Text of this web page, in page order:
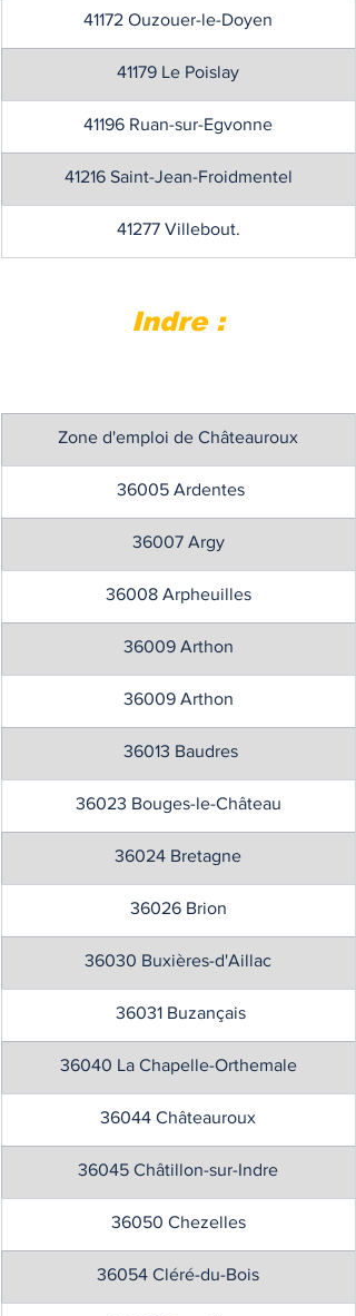
41172 Ouzouer-le-Doyen
41179 Le Poislay
41196 Ruan-sur-Egvonne
41216 Saint-Jean-Froidmentel
41277 Villebout.
Indre :
Zone d'emploi de Châteauroux
36005 Ardentes
36007 Argy
36008 Arpheuilles
36009 Arthon
36009 Arthon
36013 Baudres
36023 Bouges-le-Château
36024 Bretagne
36026 Brion
36030 Buxières-d'Aillac
36031 Buzançais
36040 La Chapelle-Orthemale
36044 Châteauroux
36045 Châtillon-sur-Indre
36050 Chezelles
36054 Cléré-du-Bois